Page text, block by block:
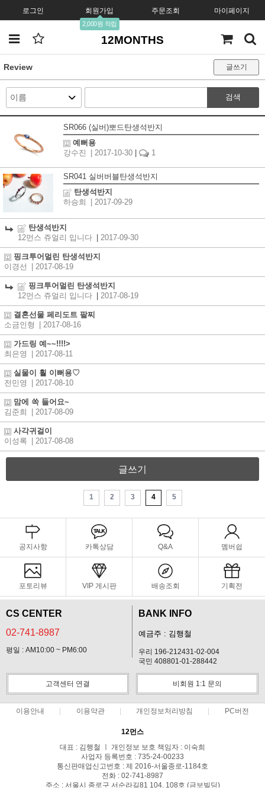
로그인 회원가입
2,000원 적립
주문조회 마이페이지
12MONTHS
Review 글쓰기
검색
SR066 (실버)뽀드탄생석반지
예뻐용
강수진
| 2017-10-30 1
SR041 실버버블탄생석반지
탄생석반지
하승희
| 2017-09-29
탄생석반지
12먼스 쥬얼리 입니다
2017-09-30
핑크투어멀린 탄생석반지
이경선
| 2017-08-19
핑크투어멀린 탄생석반지
12먼스 쥬얼리 입니다
2017-08-19
결혼선물 페리도트 팔찌
소금인형
| 2017-08-16
가드링 예~~!!!!>
최은영
| 2017-08-11
실물이 훨 이뻐용♡
전민영
| 2017-08-10
맘에 쏙 들어요~
김준희
| 2017-08-09
사각귀걸이
이성록
| 2017-08-08
글쓰기
1 2 3 4 5
공지사항 카톡상담 Q&A 멤버쉽
포토리뷰 VIP 게시판 배송조회 기획전
CS CENTER
02-741-8987
평일 : AM10:00 ~ PM6:00
BANK INFO
예금주 : 김행철
우리 196-212431-02-004
국민 408801-01-288442
고객센터 연결 비회원 1:1 문의
이용안내 이용약관 개인정보처리방침 PC버전
12먼스
대표 : 김행철 ㅣ 개인정보 보호 책임자 : 이숙희
사업자 등록번호 : 735-24-00233
통신판매업신고번호 : 제 2016-서울종로-1184호
전화 : 02-741-8987
주소 : 서울시 종로구 서순라길81 104, 108호 (금보빌딩)